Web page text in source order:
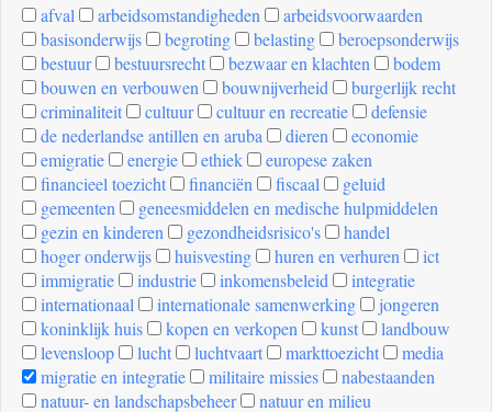
[invalid
name]
afval arbeidsomstandigheden
arbeidsvoorwaarden
basisonderwijs
begroting belasting
beroepsonderwijs
bestuur
bestuursrecht bezwaar en klachten
bodem
bouwen en verbouwen
bouwnijverheid
burgerlijk recht
criminaliteit
cultuur cultuur en recreatie
defensie
de nederlandse antillen en aruba
dieren
economie
emigratie
energie ethiek
europese zaken
financieel toezicht
financiën fiscaal
geluid
gemeenten
geneesmiddelen en medische hulpmiddelen
gezin en kinderen
gezondheidsrisico's
handel
hoger onderwijs
huisvesting huren en verhuren
ict
immigratie
industrie inkomensbeleid
integratie
internationaal
internationale samenwerking
jongeren
koninklijk huis
kopen en verkopen kunst
landbouw
levensloop
lucht luchtvaart markttoezicht
media
migratie en integratie
militaire missies
nabestaanden
natuur- en landschapsbeheer
natuur en milieu